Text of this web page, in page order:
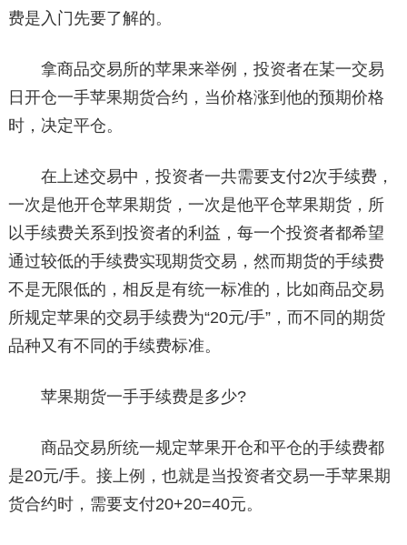
费是入门先要了解的。
拿商品交易所的苹果来举例，投资者在某一交易
日开仓一手苹果期货合约，当价格涨到他的预期价格
时，决定平仓。
在上述交易中，投资者一共需要支付2次手续费，
一次是他开仓苹果期货，一次是他平仓苹果期货，所
以手续费关系到投资者的利益，每一个投资者都希望
通过较低的手续费实现期货交易，然而期货的手续费
不是无限低的，相反是有统一标准的，比如商品交易
所规定苹果的交易手续费为“20元/手”，而不同的期货
品种又有不同的手续费标准。
苹果期货一手手续费是多少?
商品交易所统一规定苹果开仓和平仓的手续费都
是20元/手。接上例，也就是当投资者交易一手苹果期
货合约时，需要支付20+20=40元。